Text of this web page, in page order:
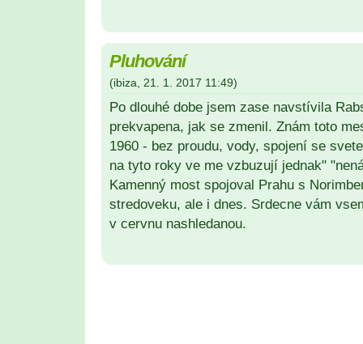
Pluhování
(ibiza 21. 1. 2017 11:49)
Po dlouhé dobe jsem zase navstívila
prekvapena, jak se zmenil. Znám toto
1960 - bez proudu, vody, spojení se
na tyto roky ve me vzbuzují jednak"
Kamenný most spojoval Prahu s
stredoveku, ale i dnes. Srdecne vám
v cervnu nashledanou.